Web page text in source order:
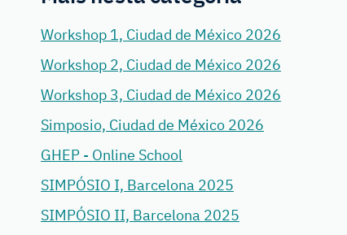
Workshop 1, Ciudad de México 2026
Workshop 2, Ciudad de México 2026
Workshop 3, Ciudad de México 2026
Simposio, Ciudad de México 2026
GHEP - Online School
SIMPÓSIO I, Barcelona 2025
SIMPÓSIO II, Barcelona 2025